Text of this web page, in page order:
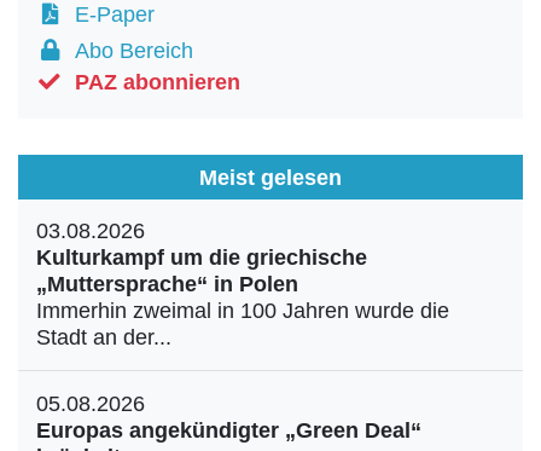
E-Paper
Abo Bereich
PAZ abonnieren
Meist gelesen
03.08.2026
Kulturkampf um die griechische
„Muttersprache“ in Polen
Immerhin zweimal in 100 Jahren wurde die
Stadt an der...
05.08.2026
Europas angekündigter „Green Deal“